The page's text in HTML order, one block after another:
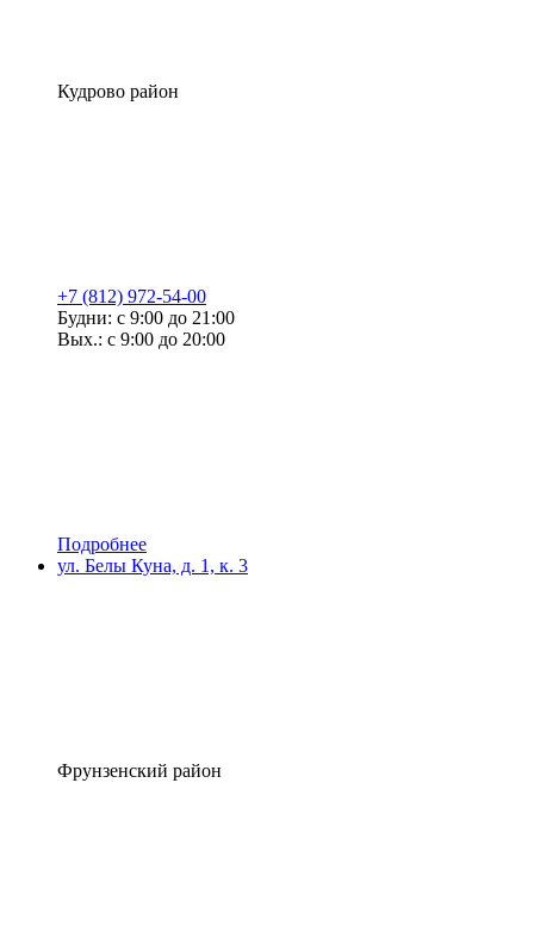
Кудрово район
+7 (812) 972-54-00
Будни: с 9:00 до 21:00
Вых.: с 9:00 до 20:00
Подробнее
ул. Белы Куна, д. 1, к. 3
Фрунзенский район